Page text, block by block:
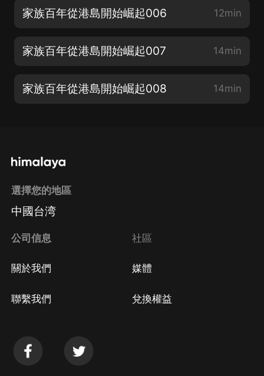
家族百年從港島開始崛起006 12min
家族百年從港島開始崛起007 14min
家族百年從港島開始崛起008 14min
選擇您的地區
中國台湾
公司信息
關於我們
聯繫我們
社區
媒體
兌換權益